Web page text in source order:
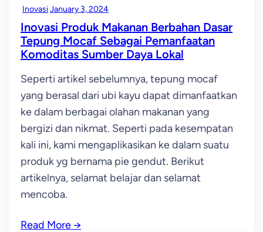
InovasiJanuary 3, 2024
Inovasi Produk Makanan Berbahan Dasar
Tepung Mocaf Sebagai Pemanfaatan
Komoditas Sumber Daya Lokal
Seperti artikel sebelumnya, tepung mocaf
yang berasal dari ubi kayu dapat dimanfaatkan
ke dalam berbagai olahan makanan yang
bergizi dan nikmat. Seperti pada kesempatan
kali ini, kami mengaplikasikan ke dalam suatu
produk yg bernama pie gendut. Berikut
artikelnya, selamat belajar dan selamat
mencoba.
Read More →